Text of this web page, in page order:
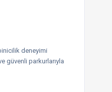
deneyimi
güvenli parkurlarıyla